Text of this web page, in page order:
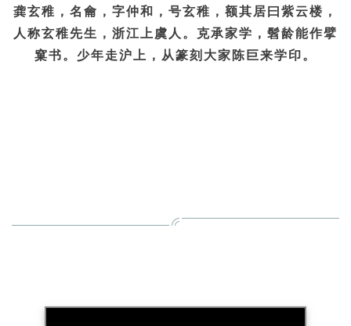
龚玄稚，名龠，字仲和，号玄稚，额其居曰紫云楼，
人称玄稚先生，浙江上虞人。克承家学，髫龄能作擘
窠书。少年走沪上，从篆刻大家陈巨来学印。